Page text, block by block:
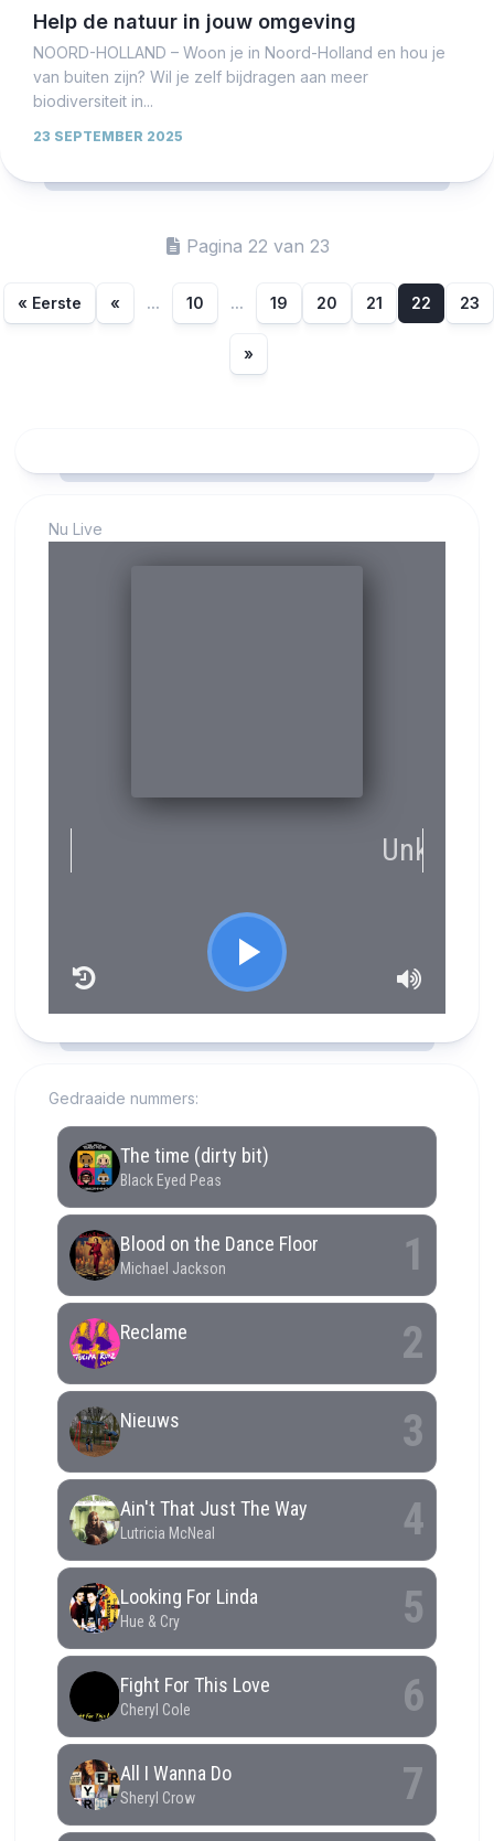
Help de natuur in jouw omgeving
NOORD-HOLLAND – Woon je in Noord-Holland en hou je
van buiten zijn? Wil je zelf bijdragen aan meer
biodiversiteit in...
23 SEPTEMBER 2025
Pagina 22 van 23
« Eerste « ... 10 ... 19 20 21 22 23
»
Nu Live
Gedraaide nummers: